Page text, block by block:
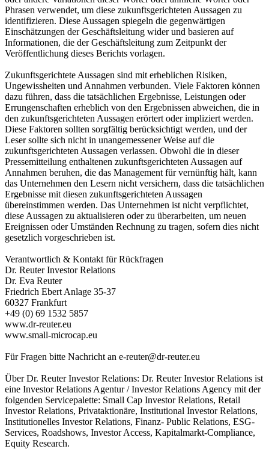
Phrasen verwendet, um diese zukunftsgerichteten Aussagen zu
identifizieren. Diese Aussagen spiegeln die gegenwärtigen
Einschätzungen der Geschäftsleitung wider und basieren auf
Informationen, die der Geschäftsleitung zum Zeitpunkt der
Veröffentlichung dieses Berichts vorlagen.
Zukunftsgerichtete Aussagen sind mit erheblichen Risiken,
Ungewissheiten und Annahmen verbunden. Viele Faktoren können
dazu führen, dass die tatsächlichen Ergebnisse, Leistungen oder
Errungenschaften erheblich von den Ergebnissen abweichen, die in
den zukunftsgerichteten Aussagen erörtert oder impliziert werden.
Diese Faktoren sollten sorgfältig berücksichtigt werden, und der
Leser sollte sich nicht in unangemessener Weise auf die
zukunftsgerichteten Aussagen verlassen. Obwohl die in dieser
Pressemitteilung enthaltenen zukunftsgerichteten Aussagen auf
Annahmen beruhen, die das Management für vernünftig hält, kann
das Unternehmen den Lesern nicht versichern, dass die tatsächlichen
Ergebnisse mit diesen zukunftsgerichteten Aussagen
übereinstimmen werden. Das Unternehmen ist nicht verpflichtet,
diese Aussagen zu aktualisieren oder zu überarbeiten, um neuen
Ereignissen oder Umständen Rechnung zu tragen, sofern dies nicht
gesetzlich vorgeschrieben ist.
Verantwortlich & Kontakt für Rückfragen
Dr. Reuter Investor Relations
Dr. Eva Reuter
Friedrich Ebert Anlage 35-37
60327 Frankfurt
+49 (0) 69 1532 5857
www.dr-reuter.eu
www.small-microcap.eu
Für Fragen bitte Nachricht an e-reuter@dr-reuter.eu
Über Dr. Reuter Investor Relations: Dr. Reuter Investor Relations ist
eine Investor Relations Agentur / Investor Relations Agency mit der
folgenden Servicepalette: Small Cap Investor Relations, Retail
Investor Relations, Privataktionäre, Institutional Investor Relations,
Institutionelles Investor Relations, Finanz- Public Relations, ESG-
Services, Roadshows, Investor Access, Kapitalmarkt-Compliance,
Equity Research.